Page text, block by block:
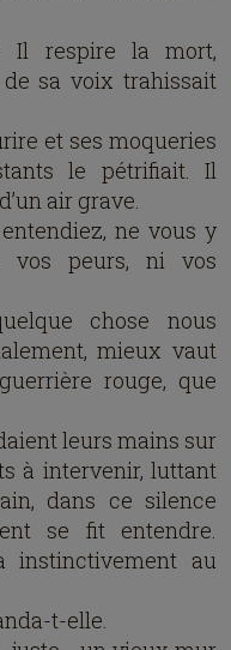
Il respire la mort,
sa voix trahissait
et ses moqueries
le pétrifiait. Il
air grave.
ne vous y
vos peurs, ni vos
chose nous
mieux vaut
rouge, que
leurs mains sur
à intervenir, luttant
dans ce silence
se fit entendre.
instinctivement au
t-elle.